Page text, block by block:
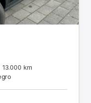
13.000 km